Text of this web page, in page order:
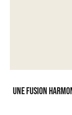
Une fusion